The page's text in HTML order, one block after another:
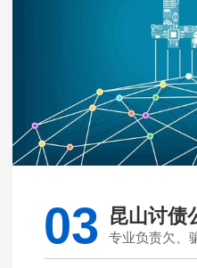
03 昆山讨债
专业负责欠、